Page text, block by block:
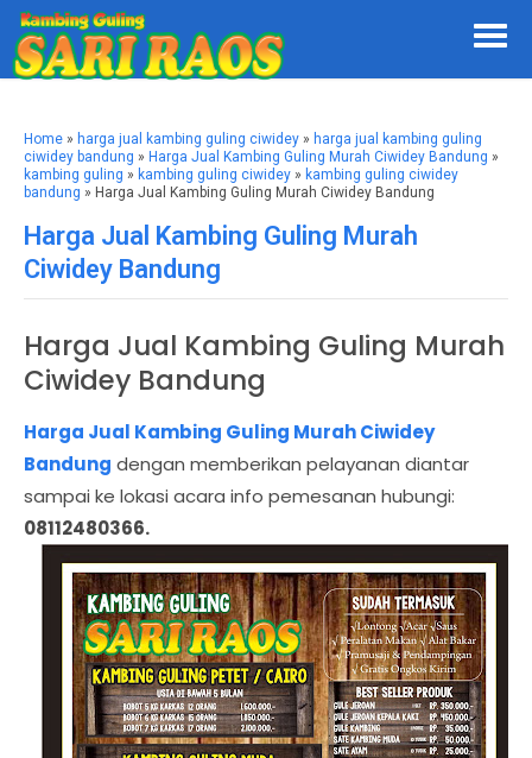
Home » harga jual kambing guling ciwidey » harga jual kambing guling
ciwidey bandung » Harga Jual Kambing Guling Murah Ciwidey Bandung »
kambing guling » kambing guling ciwidey » kambing guling ciwidey
bandung » Harga Jual Kambing Guling Murah Ciwidey Bandung
Harga Jual Kambing Guling Murah
Ciwidey Bandung
Harga Jual Kambing Guling Murah
Ciwidey Bandung
Harga Jual Kambing Guling Murah Ciwidey
Bandung dengan memberikan pelayanan diantar
sampai ke lokasi acara info pemesanan hubungi:
08112480366.